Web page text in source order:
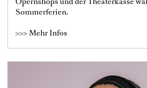
Sommerferien.
>>> Mehr Infos